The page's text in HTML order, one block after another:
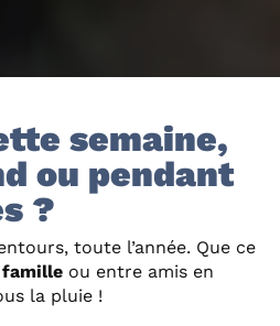
semaine,
ou pendant
?
toute l’année. Que ce
famille ou entre amis en
la pluie !